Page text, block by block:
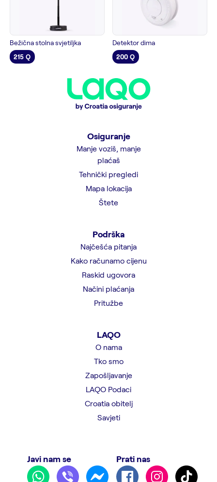
Bežična stolna svjetiljka
215 Q
Detektor dima
200 Q
Osiguranje
Manje voziš, manje
plaćaš
Tehnički pregledi
Mapa lokacija
Štete
Podrška
Najčešća pitanja
Kako računamo cijenu
Raskid ugovora
Načini plaćanja
Pritužbe
LAQO
O nama
Tko smo
Zapošljavanje
LAQO Podaci
Croatia obitelj
Savjeti
Javi nam se Prati nas